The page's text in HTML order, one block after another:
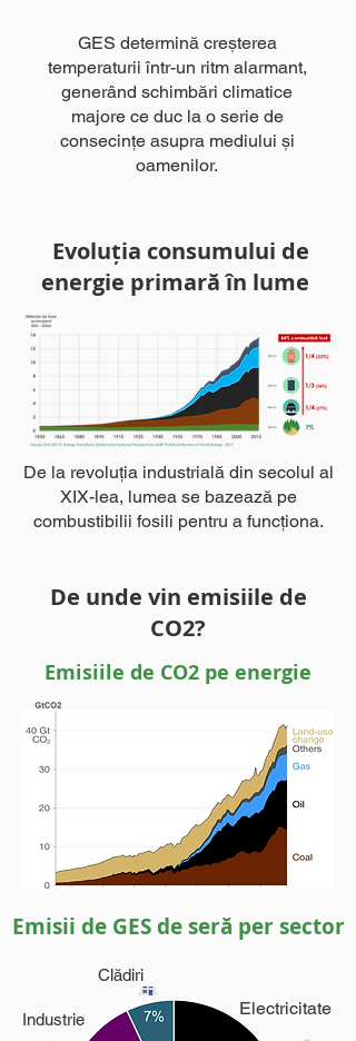
GES determină creșterea
temperaturii într-un ritm alarmant,
generând schimbări climatice
majore ce duc la o serie de
consecințe asupra mediului și
oamenilor.
Evoluția consumului de
energie primară în lume
De la revoluția industrială din secolul al
XIX-lea, lumea se bazează pe
combustibilii fosili pentru a funcționa.
De unde vin emisiile de
CO2?
Emisiile de CO2 pe energie
Emisii de GES de seră per sector
Clădiri
Electricitate
Industrie